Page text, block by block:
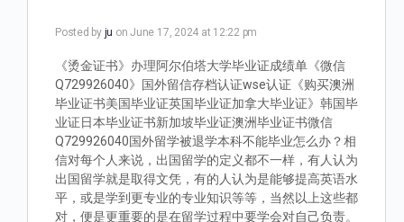
Posted by ju on June 17, 2024 at 12:22 pm
《烫金证书》办理阿尔伯塔大学毕业证成绩单《微信
Q729926040》国外留信存档认证wse认证《购买澳洲
毕业证书美国毕业证英国毕业证加拿大毕业证》韩国毕
业证日本毕业证书新加坡毕业证澳洲毕业证书微信
Q729926040国外留学被退学本科不能毕业怎么办？相
信对每个人来说，出国留学的定义都不一样，有人认为
出国留学就是取得文凭，有的人认为是能够提高英语水
平，或是学到更专业的专业知识等等，当然以上这些都
对，便是更重要的是在留学过程中要学会对自己负责。